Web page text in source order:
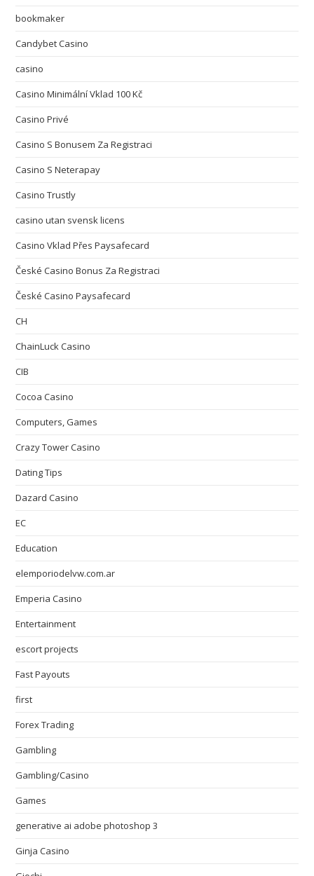
bookmaker
Candybet Casino
casino
Casino Minimální Vklad 100 Kč
Casino Privé
Casino S Bonusem Za Registraci
Casino S Neterapay
Casino Trustly
casino utan svensk licens
Casino Vklad Přes Paysafecard
České Casino Bonus Za Registraci
České Casino Paysafecard
CH
ChainLuck Casino
CIB
Cocoa Casino
Computers, Games
Crazy Tower Сasino
Dating Tips
Dazard Casino
EC
Education
elemporiodelvw.com.ar
Emperia Casino
Entertainment
escort projects
Fast Payouts
first
Forex Trading
Gambling
Gambling/Casino
Games
generative ai adobe photoshop 3
Ginja Casino